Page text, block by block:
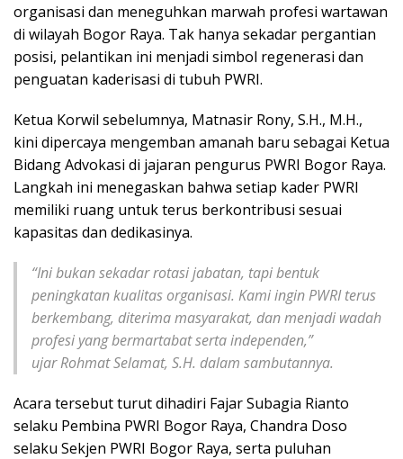
organisasi dan meneguhkan marwah profesi wartawan
di wilayah Bogor Raya. Tak hanya sekadar pergantian
posisi, pelantikan ini menjadi simbol regenerasi dan
penguatan kaderisasi di tubuh PWRI.
Ketua Korwil sebelumnya, Matnasir Rony, S.H., M.H.,
kini dipercaya mengemban amanah baru sebagai Ketua
Bidang Advokasi di jajaran pengurus PWRI Bogor Raya.
Langkah ini menegaskan bahwa setiap kader PWRI
memiliki ruang untuk terus berkontribusi sesuai
kapasitas dan dedikasinya.
“Ini bukan sekadar rotasi jabatan, tapi bentuk
peningkatan kualitas organisasi. Kami ingin PWRI terus
berkembang, diterima masyarakat, dan menjadi wadah
profesi yang bermartabat serta independen,”
ujar Rohmat Selamat, S.H. dalam sambutannya.
Acara tersebut turut dihadiri Fajar Subagia Rianto
selaku Pembina PWRI Bogor Raya, Chandra Doso
selaku Sekjen PWRI Bogor Raya, serta puluhan